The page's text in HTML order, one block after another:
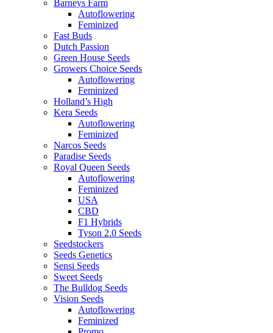
Barneys Farm
Autoflowering
Feminized
Fast Buds
Dutch Passion
Green House Seeds
Growers Choice Seeds
Autoflowering
Feminized
Holland’s High
Kera Seeds
Autoflowering
Feminized
Narcos Seeds
Paradise Seeds
Royal Queen Seeds
Autoflowering
Feminized
USA
CBD
F1 Hybrids
Tyson 2.0 Seeds
Seedstockers
Seeds Genetics
Sensi Seeds
Sweet Seeds
The Bulldog Seeds
Vision Seeds
Autoflowering
Feminized